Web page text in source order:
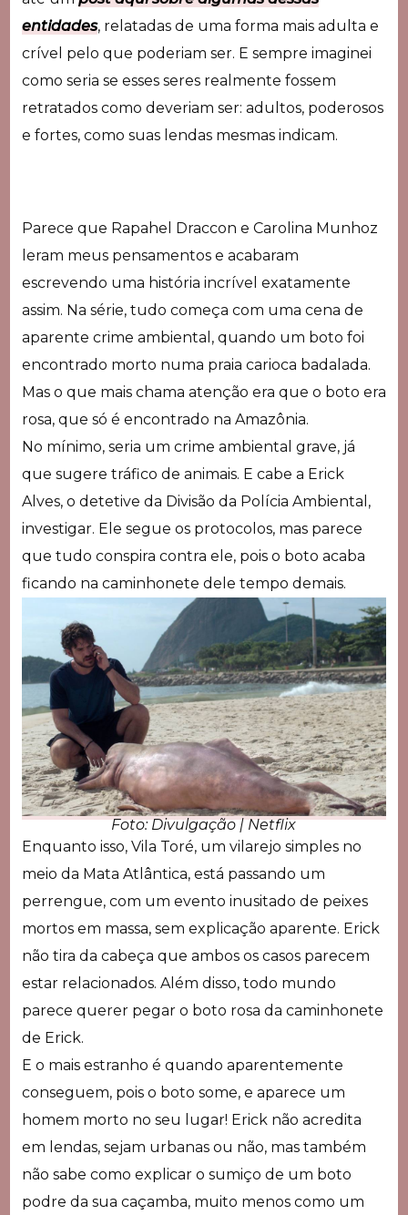
entidades, relatadas de uma forma mais adulta e
crível pelo que poderiam ser. E sempre imaginei
como seria se esses seres realmente fossem
retratados como deveriam ser: adultos, poderosos
e fortes, como suas lendas mesmas indicam.
Parece que Rapahel Draccon e Carolina Munhoz
leram meus pensamentos e acabaram
escrevendo uma história incrível exatamente
assim. Na série, tudo começa com uma cena de
aparente crime ambiental, quando um boto foi
encontrado morto numa praia carioca badalada.
Mas o que mais chama atenção era que o boto era
rosa, que só é encontrado na Amazônia.
No mínimo, seria um crime ambiental grave, já
que sugere tráfico de animais. E cabe a Erick
Alves, o detetive da Divisão da Polícia Ambiental,
investigar. Ele segue os protocolos, mas parece
que tudo conspira contra ele, pois o boto acaba
ficando na caminhonete dele tempo demais.
Foto: Divulgação | Netflix
Enquanto isso, Vila Toré, um vilarejo simples no
meio da Mata Atlântica, está passando um
perrengue, com um evento inusitado de peixes
mortos em massa, sem explicação aparente. Erick
não tira da cabeça que ambos os casos parecem
estar relacionados. Além disso, todo mundo
parece querer pegar o boto rosa da caminhonete
de Erick.
E o mais estranho é quando aparentemente
conseguem, pois o boto some, e aparece um
homem morto no seu lugar! Erick não acredita
em lendas, sejam urbanas ou não, mas também
não sabe como explicar o sumiço de um boto
podre da sua caçamba, muito menos como um